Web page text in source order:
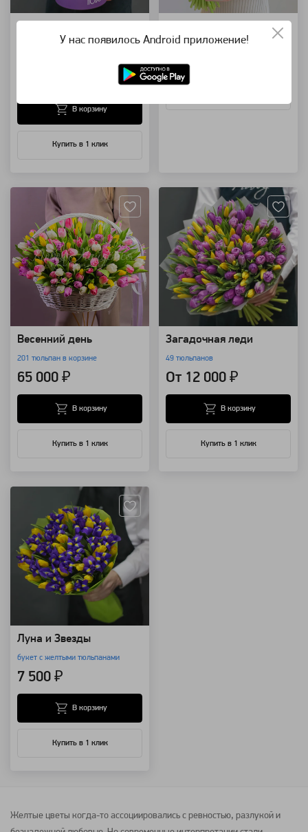
букет тюльпанов в шляпной
Купить в 1 клик
В корзину
49 белых тюльпанов
11 000 ₽
Весенний день
201 тюльпан в корзине
65 000 ₽
Купить в 1 клик
В корзину
Загадочная леди
49 тюльпанов
От 12 000 ₽
Купить в 1 клик
В корзину
Луна и Звезды
букет с желтыми тюльпанами
7 500 ₽
Купить в 1 клик
В корзину
Желтые цветы когда-то ассоциировались с ревностью, разлукой и
У нас появилось Android приложение!